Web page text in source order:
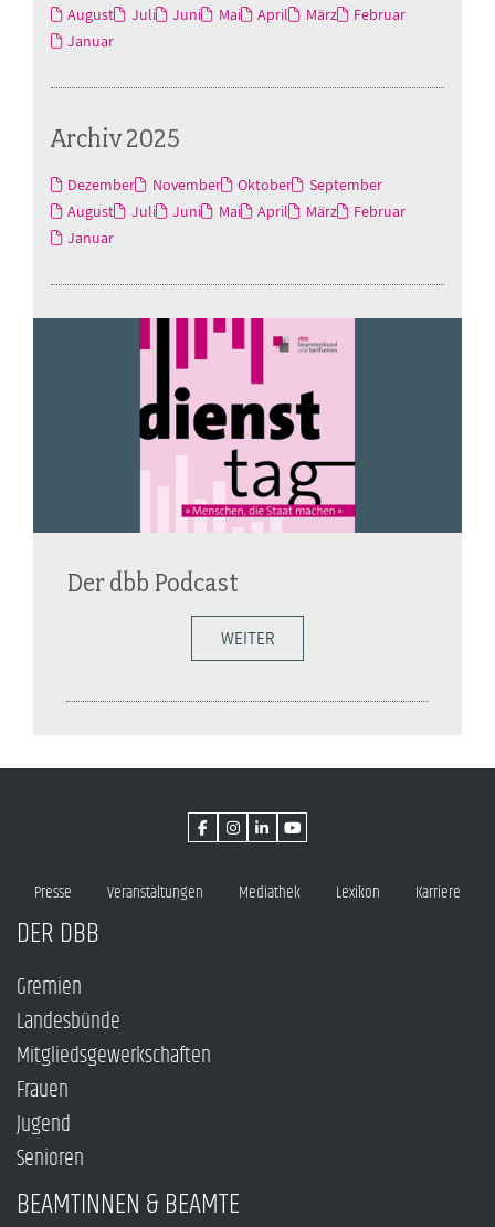
August Juli Juni Mai April März
Februar
Januar
Archiv 2025
Dezember November Oktober
September
August
Juli Juni Mai April März
Februar
Januar
Der dbb Podcast
WEITER
Presse Veranstaltungen Mediathek Lexikon Karriere
DER DBB
Gremien
Landesbünde
Mitgliedsgewerkschaften
Frauen
Jugend
Senioren
BEAMTINNEN & BEAMTE